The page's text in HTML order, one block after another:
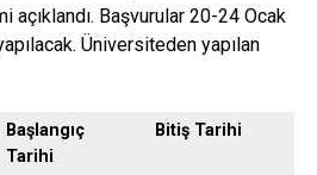
açıklandı. Başvurular 20-24 Ocak
Üniversiteden yapılan
Başlangıç
Tarihi
Bitiş Tarihi